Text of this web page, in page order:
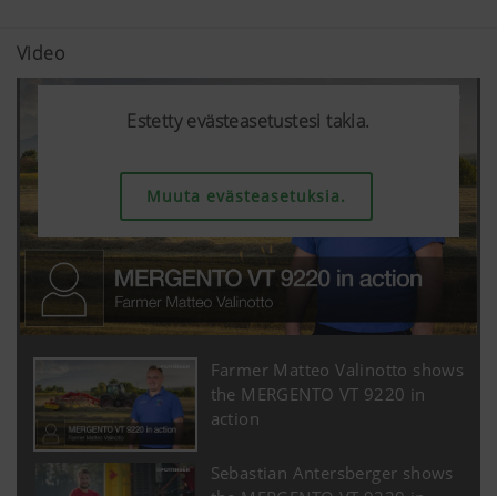
Video
Estetty evästeasetustesi takia.
Muuta evästeasetuksia.
Estetty evästeasetustesi takia.
Muuta evästeasetuksia.
Estetty evästeasetustesi takia.
Muuta evästeasetuksia.
Farmer Matteo Valinotto shows
the MERGENTO VT 9220 in
action
Sebastian Antersberger shows